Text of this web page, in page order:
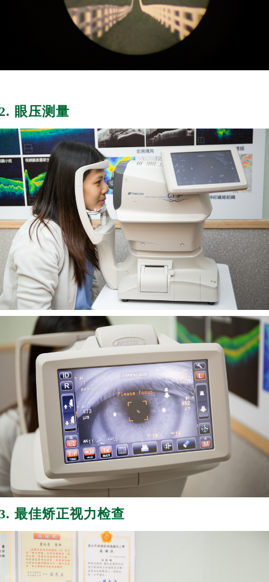
眼压测量
最佳矫正视力检查